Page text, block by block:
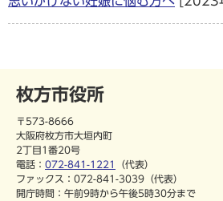
枚方市役所
〒573-8666
大阪府枚方市大垣内町
2丁目1番20号
電話： 072-841-1221
（代表）
ファックス：072-841-3039（代表）
開庁時間：午前9時から午後5時30分まで